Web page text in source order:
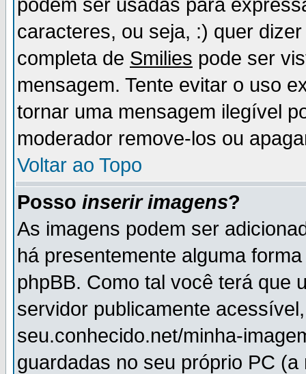
podem ser usadas para
caracteres, ou seja, :) quer
completa de Smilies pode ser
mensagem. Tente evitar o uso
tornar uma mensagem ilegível
moderador remove-los ou
Voltar ao Topo
Posso inserir imagens?
As imagens podem ser
há presentemente alguma
phpBB. Como tal você terá que
servidor publicamente
seu.conhecido.net/minha-
guardadas no seu próprio PC